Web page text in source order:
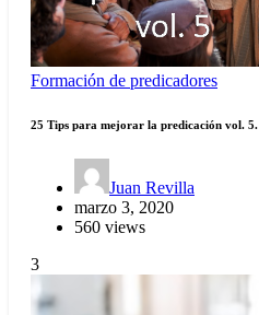
Formación de predicadores
25 Tips para mejorar la predicación vol. 5.
Juan Revilla
marzo 3, 2020
560 views
3